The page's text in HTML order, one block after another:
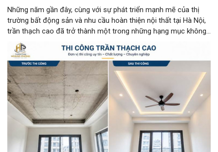
Những năm gần đây, cùng với sự phát triển mạnh mẽ của thị
trường bất động sản và nhu cầu hoàn thiện nội thất tại Hà Nội,
trần thạch cao đã trở thành một trong những hạng mục không
thể thiếu trong các công trình nhà ở, văn phòng, showroom hay
biệt thự... Không chỉ mang lại tính thẩm mỹ cao, trần thạch cao
còn giúp che giấu hệ thống dây điện, đường ống kỹ thuật, đồng
thời cải thiện đáng kể khả năng cách âm, cách nhiệt cho không
gian sống. Tuy nhiên, để có được một hệ trần thạch cao bền
đẹp theo thời gian, việc lựa chọn đúng đơn vị thi công có tay
nghề và kinh nghiệm thực tế lại là yếu tố quyết định.